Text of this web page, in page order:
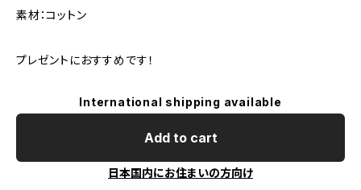
素材：コットン
プレゼントにおすすめです！
International shipping available
Add to cart
日本国内にお住まいの方向け